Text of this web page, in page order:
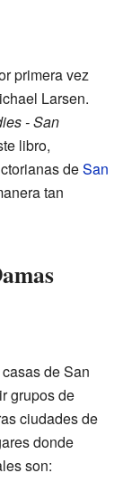
primera vez
Larsen.
- San
libro,
deSan
tan
de San
grupos de
ciudades de
donde
son: